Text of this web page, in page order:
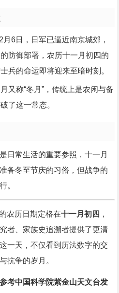
月6日，日军已逼近南京城郊，
防御部署，农历十一月初四的
兵的命运即将迎来至暗时刻。
又称“冬月”，传统上是农闲与备
了这一常态。
日常生活的重要参照，十一月
备冬至节庆的习俗，但战争的
。
农历日期定格在十一月初四 ，
者、家族史追溯者提供了更清
一天，不仅看到历法数字的交
抗争的岁月。
考中国科学院紫金山天文台发